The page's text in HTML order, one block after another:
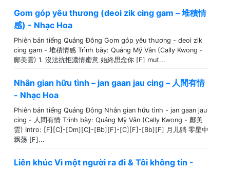
Gom góp yêu thương (deoi zik cing gam – 堆積情
感) - Nhạc Hoa
Phiên bản tiếng Quảng Đông Gom góp yêu thương - deoi zik
cing gam - 堆積情感 Trình bày: Quảng Mỹ Vân (Cally Kwong -
鄺美雲) 1. 沒法抗拒濃情蜜意 始終思念你 [F] mut...
Nhân gian hữu tình – jan gaan jau cing – 人間有情
- Nhạc Hoa
Phiên bản tiếng Quảng Đông Nhân gian hữu tình - jan gaan jau
cing - 人間有情 Trình bày: Quảng Mỹ Vân (Cally Kwong - 鄺美
雲) Intro: [F][C]-[Dm][C]-[Bb][F]-[C][F]-[Bb][F] 月儿躺 零星中
飘荡 [F]...
Liên khúc Vì một người ra đi & Tôi không tin -